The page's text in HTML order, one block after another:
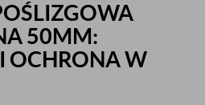
50MM:
OCHRONA W